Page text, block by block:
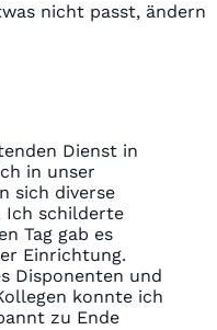
nicht passt, ändern
Dienst in
in unser
sich diverse
Ich schilderte
Tag gab es
Einrichtung.
Disponenten und
konnte ich
zu Ende